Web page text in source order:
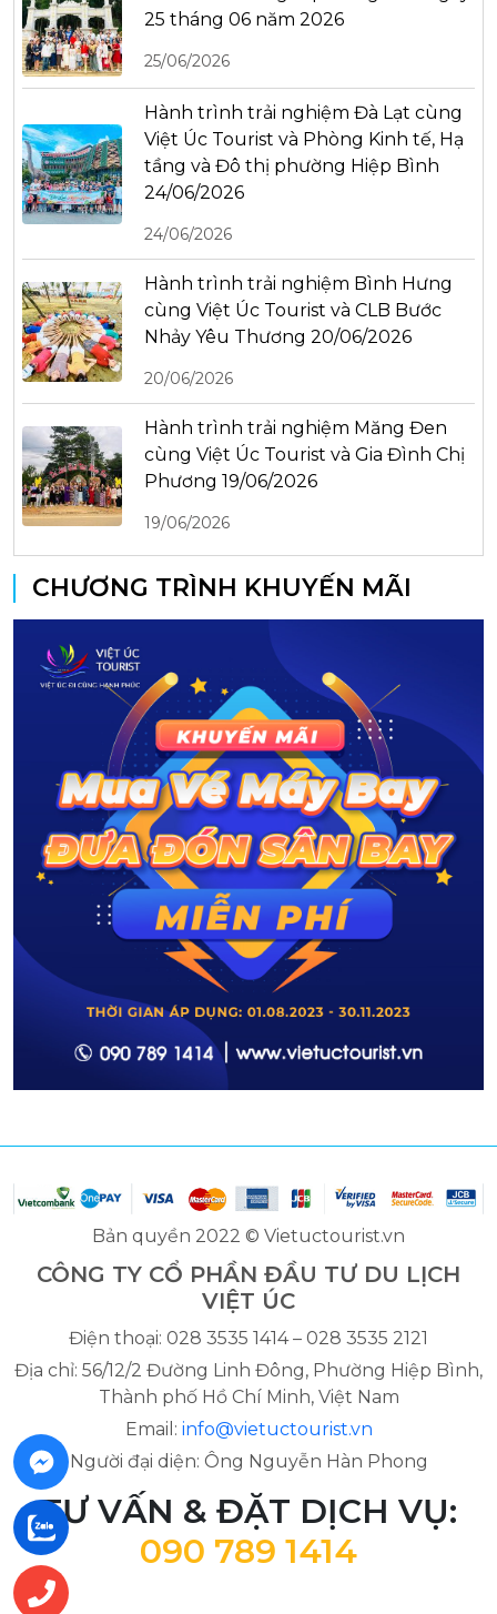
25 tháng 06 năm 2026
25/06/2026
Hành trình trải nghiệm Đà Lạt cùng
Việt Úc Tourist và Phòng Kinh tế, Hạ
tầng và Đô thị phường Hiệp Bình
24/06/2026
24/06/2026
Hành trình trải nghiệm Bình Hưng
cùng Việt Úc Tourist và CLB Bước
Nhảy Yêu Thương 20/06/2026
20/06/2026
Hành trình trải nghiệm Măng Đen
cùng Việt Úc Tourist và Gia Đình Chị
Phương 19/06/2026
19/06/2026
CHƯƠNG TRÌNH KHUYẾN MÃI
Bản quyền 2022 © Vietuctourist.vn
CÔNG TY CỔ PHẦN ĐẦU TƯ DU LỊCH
VIỆT ÚC
Điện thoại: 028 3535 1414 – 028 3535 2121
Địa chỉ: 56/12/2 Đường Linh Đông, Phường Hiệp Bình,
Thành phố Hồ Chí Minh, Việt Nam
Email: info@vietuctourist.vn
Người đại diện: Ông Nguyễn Hàn Phong
TƯ VẤN & ĐẶT DỊCH VỤ:
090 789 1414